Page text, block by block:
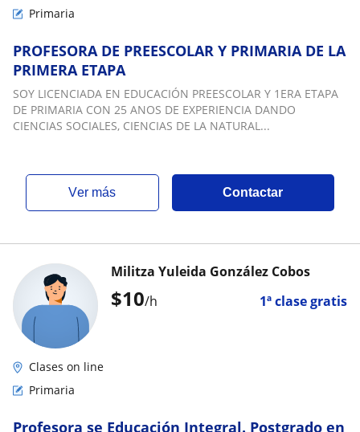
Primaria
PROFESORA DE PREESCOLAR Y PRIMARIA DE LA
PRIMERA ETAPA
SOY LICENCIADA EN EDUCACIÓN PREESCOLAR Y 1ERA ETAPA
DE PRIMARIA CON 25 ANOS DE EXPERIENCIA DANDO
CIENCIAS SOCIALES, CIENCIAS DE LA NATURAL...
ver más Contactar
$10/h 1ª clase gratis
Militza Yuleida González Cobos
Clases on line
Primaria
Profesora se Educación Integral. Postgrado en